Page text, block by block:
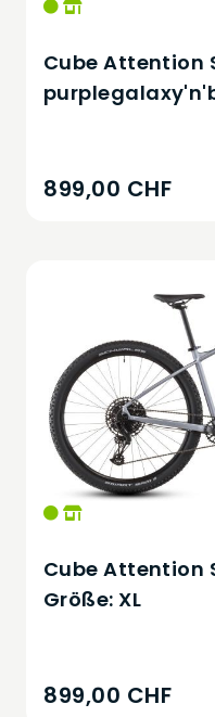
Cube Attention
899,00 CHF
Cube Attention
Größe: XL
899,00 CHF